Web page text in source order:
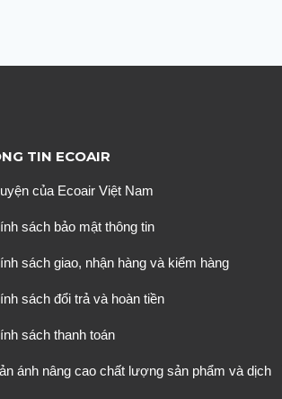
TIN ECOAIR
của Ecoair Việt Nam
sách bảo mật thông tin
sách giao, nhận hàng và kiểm hàng
sách đổi trả và hoàn tiền
sách thanh toán
ánh nâng cao chất lượng sản phẩm và dịch